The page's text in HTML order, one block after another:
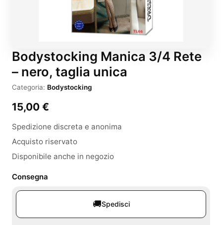
Bodystocking Manica 3/4 Rete
– nero, taglia unica
Categoria: Bodystocking
15,00 €
Spedizione discreta e anonima
Acquisto riservato
Disponibile anche in negozio
Consegna
🚚Spedisci